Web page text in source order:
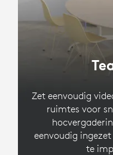
Zet eenvoudig
ruimtes voor
eenvoudig
te